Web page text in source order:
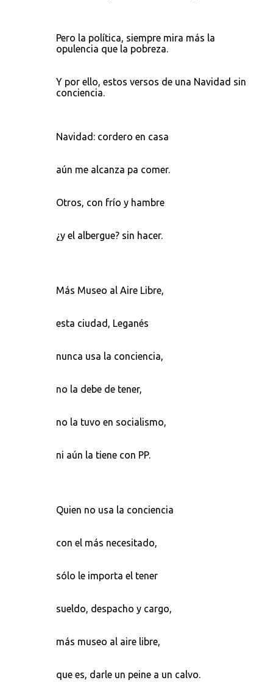
Pero la política, siempre mira más la
opulencia que la pobreza.
Y por ello, estos versos de una Navidad sin
conciencia.
Navidad: cordero en casa
aún me alcanza pa comer.
Otros, con frío y hambre
¿y el albergue? sin hacer.
Más Museo al Aire Libre,
esta ciudad, Leganés
nunca usa la conciencia,
no la debe de tener,
no la tuvo en socialismo,
ni aún la tiene con PP.
Quien no usa la conciencia
con el más necesitado,
sólo le importa el tener
sueldo, despacho y cargo,
más museo al aire libre,
que es, darle un peine a un calvo.